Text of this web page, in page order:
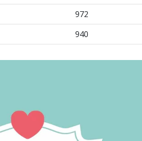
972
940